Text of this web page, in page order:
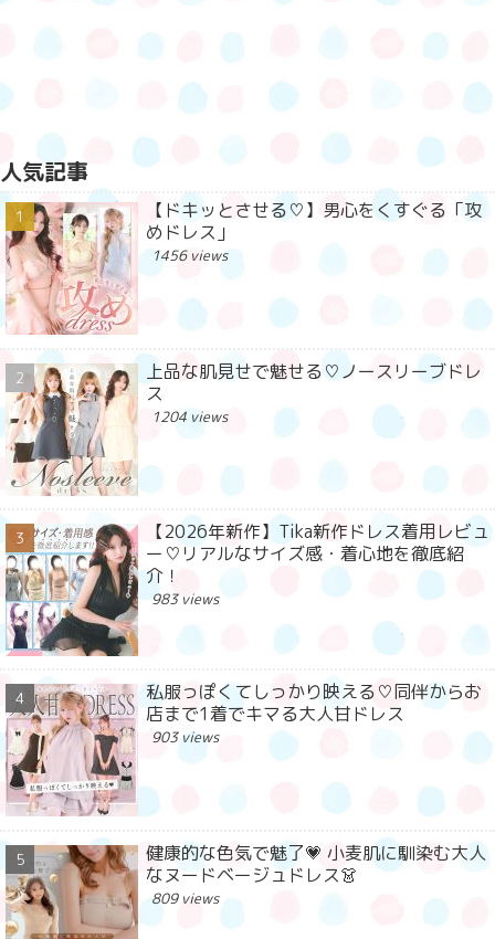
人気記事
【ドキッとさせる♡】男心をくすぐる「攻
めドレス」
1456 views
上品な肌見せで魅せる♡ノースリーブドレ
ス
1204 views
【2026年新作】Tika新作ドレス着用レビュ
ー♡リアルなサイズ感・着心地を徹底紹
介！
983 views
私服っぽくてしっかり映える♡同伴からお
店まで1着でキマる大人甘ドレス
903 views
健康的な色気で魅了💗 小麦肌に馴染む大人
なヌードベージュドレス👗
809 views